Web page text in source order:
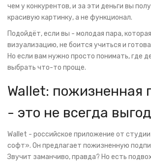
чем у конкурентов, и за эти деньги вы
красивую картинку, а не функционал.
Подойдёт, если вы - молодая пара,
визуализацию, не боится учиться и
Но если вам нужно просто понимать, где
выбрать что-то проще.
Wallet: пожизненная
- это не всегда
Wallet - российское приложение от
софт». Он предлагает пожизненную
Звучит заманчиво, правда? Но есть